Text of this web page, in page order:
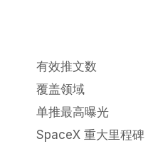
有效推文数
覆盖领域
单推最高曝光
SpaceX 重大里程碑